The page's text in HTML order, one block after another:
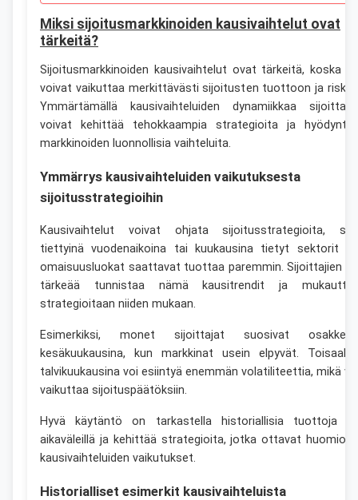
Miksi sijoitusmarkkinoiden kausivaihtelut ovat
tärkeitä?
Sijoitusmarkkinoiden kausivaihtelut ovat tärkeitä, koska
voivat vaikuttaa merkittävästi sijoitusten tuottoon ja
Ymmärtämällä kausivaihteluiden dynamiikkaa
voivat kehittää tehokkaampia strategioita ja
markkinoiden luonnollisia vaihteluita.
Ymmärrys kausivaihteluiden vaikutuksesta
sijoitusstrategioihin
Kausivaihtelut voivat ohjata sijoitusstrategioita,
tiettyinä vuodenaikoina tai kuukausina tietyt sektorit
omaisuusluokat saattavat tuottaa paremmin. Sijoittajien
tärkeää tunnistaa nämä kausitrendit ja
strategioitaan niiden mukaan.
Esimerkiksi, monet sijoittajat suosivat
kesäkuukausina, kun markkinat usein elpyvät.
talvikuukausina voi esiintyä enemmän volatiliteettia, mikä
vaikuttaa sijoituspäätöksiin.
Hyvä käytäntö on tarkastella historiallisia tuottoja
aikaväleillä ja kehittää strategioita, jotka ottavat
kausivaihteluiden vaikutukset.
Historialliset esimerkit kausivaihteluista